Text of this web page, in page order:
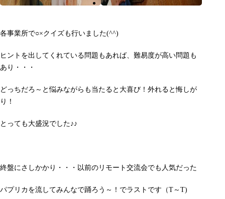
各事業所で○×クイズも行いました(^^)
ヒントを出してくれている問題もあれば、難易度が高い問題も
あり・・・
どっちだろ～と悩みながらも当たると大喜び！外れると悔しが
り！
とっても大盛況でした♪♪
終盤にさしかかり・・・以前のリモート交流会でも人気だった
パプリカを流してみんなで踊ろう～！でラストです（T～T)